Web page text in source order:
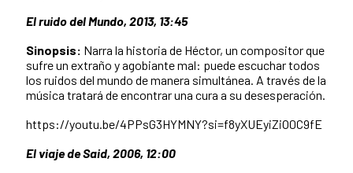
El ruido del Mundo, 2013, 13:45
Sinopsis: Narra la historia de Héctor, un compositor que
sufre un extraño y agobiante mal: puede escuchar todos
los ruidos del mundo de manera simultánea. A través de la
música tratará de encontrar una cura a su desesperación.
https://youtu.be/4PPsG3HYMNY?si=f8yXUEyiZiO0C9fE
El viaje de Said, 2006, 12:00